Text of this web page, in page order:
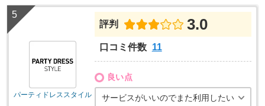
パーティドレススタイル
評判 3.0
口コミ件数 11
良い点
サービスがいいのでまた利用したい